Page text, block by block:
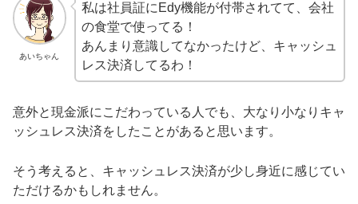
あいちゃん
私は社員証にEdy機能が付帯されてて、会社
の食堂で使ってる！
あんまり意識してなかったけど、キャッシュ
レス決済してるわ！
意外と現金派にこだわっている人でも、大なり小なりキャ
ッシュレス決済をしたことがあると思います。
そう考えると、キャッシュレス決済が少し身近に感じてい
ただけるかもしれません。